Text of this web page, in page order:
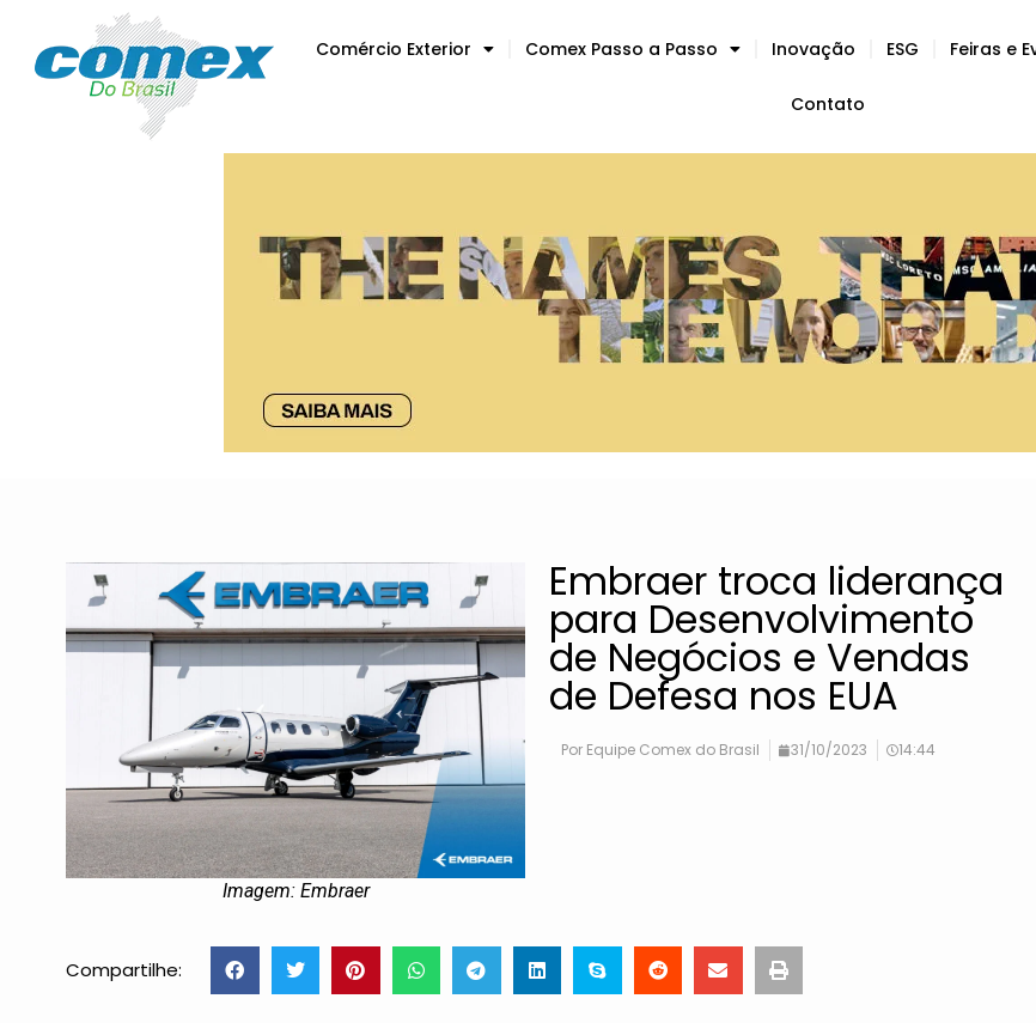
Comércio Exterior Comex Passo a Passo Inovação ESG Feiras e
Contato
Imagem: Embraer
Embraer troca liderança
para Desenvolvimento
de Negócios e Vendas
de Defesa nos EUA
Por Equipe Comex do Brasil 31/10/2023 14:44
Compartilhe: